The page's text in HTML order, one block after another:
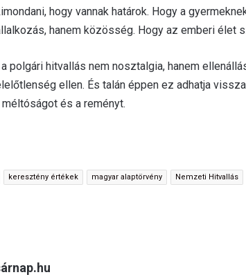
hogy vannak határok. Hogy a
hanem közösség. Hogy az emberi élet
polgári hitvallás nem nosztalgia, hanem
ellen. És talán éppen ez adhatja
és a reményt.
keresztény értékek magyar alaptörvény Nemzeti Hitvallás